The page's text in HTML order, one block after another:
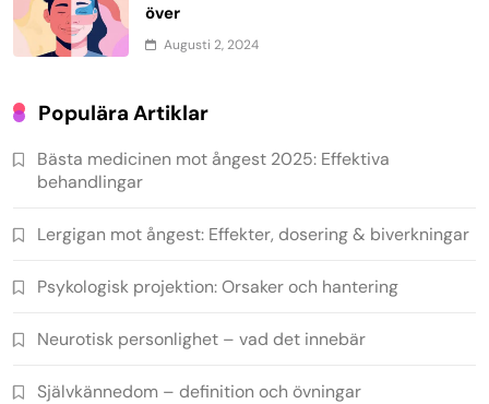
över
Augusti 2, 2024
Populära Artiklar
Bästa medicinen mot ångest 2025: Effektiva
behandlingar
Lergigan mot ångest: Effekter, dosering & biverkningar
Psykologisk projektion: Orsaker och hantering
Neurotisk personlighet – vad det innebär
Självkännedom – definition och övningar